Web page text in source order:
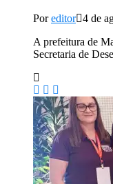
Poreditor 4 de
A prefeitura de
Secretaria de